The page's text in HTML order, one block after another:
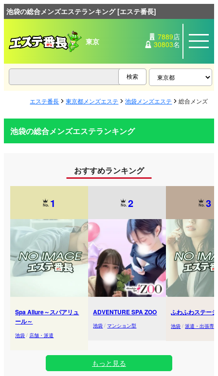
池袋の総合メンズエステランキング [エステ番長]
東京 7889店
30803名
エステ番長 東京都メンズエステ 池袋メンズエステ 総合メンズエ
池袋の総合メンズエステランキング
おすすめランキング
1
Spa Allure～スパアリュ
ール～
池袋 / 店舗・派遣
2
ADVENTURE SPA ZOO
池袋 /マンション型
3
ふわふわステー
池袋 /派遣・出張専
もっと見る